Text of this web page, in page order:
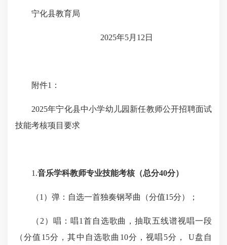
宁化县教育局
2025年5月12日
附件1：
2025年宁化县中小学幼儿园新任教师公开招聘面试
技能考核项目要求
1.音乐学科教师专业技能考核（总分40分）
（1）弹：自选一首独奏钢琴曲（分值15分）；
（2）唱：唱1首自选歌曲，抽取五线谱视唱一段
（分值15分，其中自选歌曲10分，视唱5分， U盘自